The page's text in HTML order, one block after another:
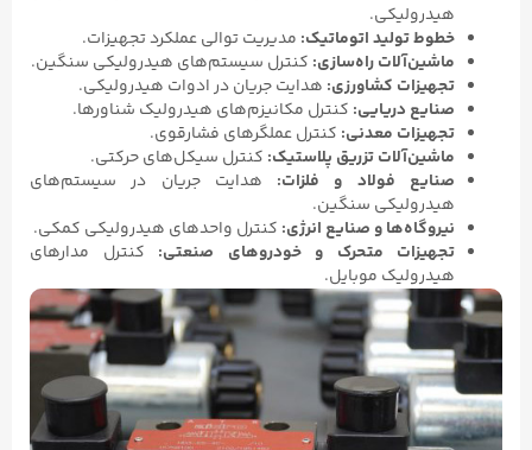
تولید اتوماتیک:مدیریت توالی عملکرد تجهیزات.
راه‌سازی:کنترل سیستم‌های هیدرولیکی سنگین.
کشاورزی:هدایت جریان در ادوات هیدرولیکی.
دریایی:کنترل مکانیزم‌های هیدرولیک شناورها.
معدنی:کنترل عملگرهای فشارقوی.
تزریق پلاستیک:کنترل سیکل‌های حرکتی.
فولاد و فلزات:هدایت جریان در سیستم‌های
سنگین.
و صنایع انرژی:کنترل واحدهای هیدرولیکی کمکی.
متحرک و خودروهای صنعتی:کنترل مدارهای
موبایل.